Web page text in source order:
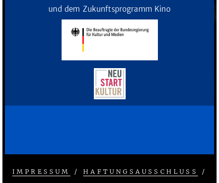
und dem Zukunftsprogramm Kino
IMPRESSUM /HAFTUNGSAUSSCHLUSS
/